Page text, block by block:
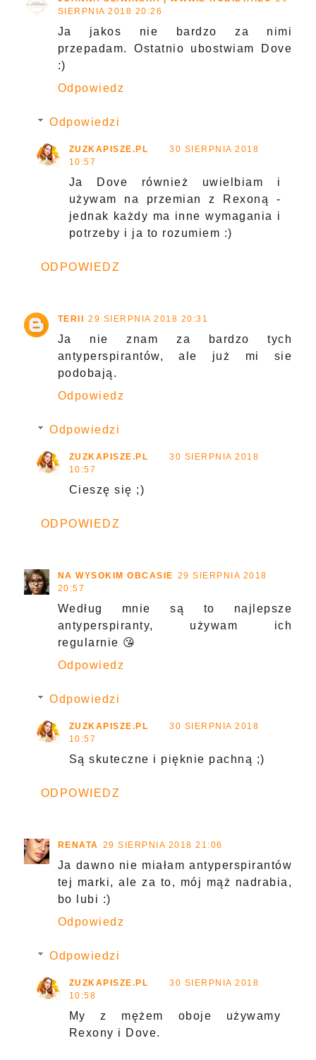
SIERPNIA 2018 20:26
Ja jakos nie bardzo za nimi
przepadam. Ostatnio ubostwiam Dove
:)
Odpowiedz
Odpowiedzi
ZUZKAPISZE.PL
30 SIERPNIA 2018
10:57
Ja Dove również uwielbiam i
używam na przemian z Rexoną -
jednak każdy ma inne wymagania i
potrzeby i ja to rozumiem :)
ODPOWIEDZ
TERII 29 SIERPNIA 2018 20:31
Ja nie znam za bardzo tych
antyperspirantów, ale już mi sie
podobają.
Odpowiedz
Odpowiedzi
ZUZKAPISZE.PL
30 SIERPNIA 2018
10:57
Cieszę się ;)
ODPOWIEDZ
NA WYSOKIM OBCASIE 29 SIERPNIA 2018
20:57
Według mnie są to najlepsze
antyperspiranty, używam ich
regularnie 😘
Odpowiedz
Odpowiedzi
ZUZKAPISZE.PL
30 SIERPNIA 2018
10:57
Są skuteczne i pięknie pachną ;)
ODPOWIEDZ
RENATA 29 SIERPNIA 2018 21:06
Ja dawno nie miałam antyperspirantów
tej marki, ale za to, mój mąż nadrabia,
bo lubi :)
Odpowiedz
Odpowiedzi
ZUZKAPISZE.PL
30 SIERPNIA 2018
10:58
My z mężem oboje używamy
Rexony i Dove.